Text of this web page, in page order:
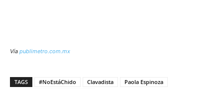
Vía publimetro.com.mx
TAGS #NoEstáChido Clavadista
Paola Espinoza